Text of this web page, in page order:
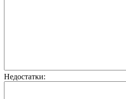
Недостатки: